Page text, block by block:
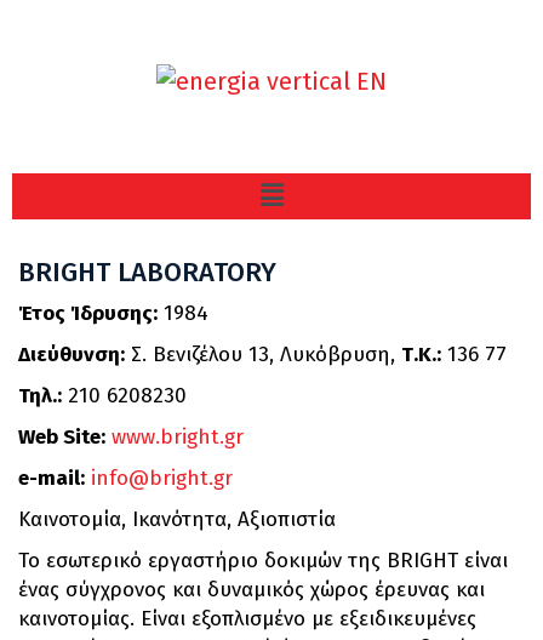
BRIGHT LABORATORY
Έτος Ίδρυσης: 1984
Διεύθυνση: Σ. Βενιζέλου 13, Λυκόβρυση, Τ.Κ.: 136 77
Τηλ.: 210 6208230
Web Site: www.bright.gr
e-mail: info@bright.gr
Καινοτομία, Ικανότητα, Αξιοπιστία
Το εσωτερικό εργαστήριο δοκιμών της BRIGHT είναι
ένας σύγχρονος και δυναμικός χώρος έρευνας και
καινοτομίας. Είναι εξοπλισμένο με εξειδικευμένες